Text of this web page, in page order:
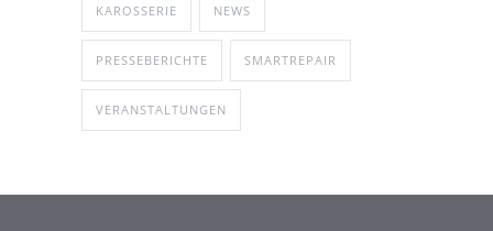
KAROSSERIE NEWS
PRESSEBERICHTE SMARTREPAIR
VERANSTALTUNGEN